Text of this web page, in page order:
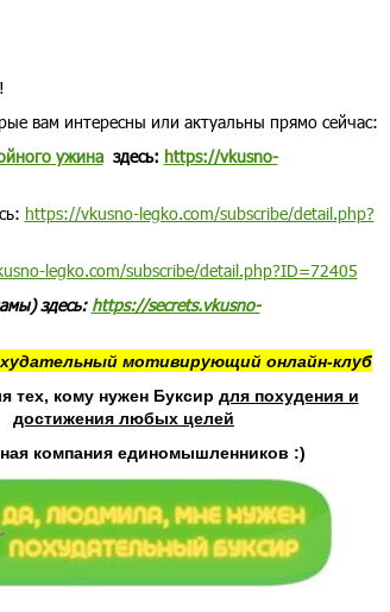
вам интересны или актуальны прямо сейчас:
ужиназдесь: https://vkusno-
https://vkusno-legko.com/subscribe/detail.php?
legko.com/subscribe/detail.php?ID=72405
здесь: https://secrets.vkusno-
мотивирующий онлайн-клуб
тех, кому нужен Буксир для похудения и
достижения любых целей
компания единомышленников :)